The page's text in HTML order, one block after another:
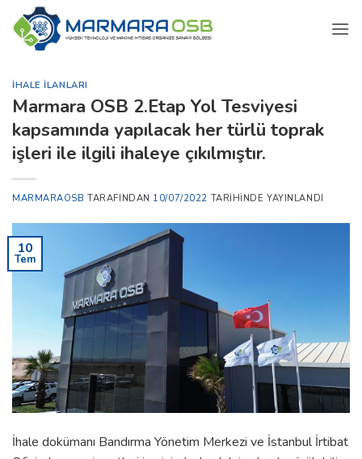
İçeriğe
atla
İHALE İLANLARI
Marmara OSB 2.Etap Yol Tesviyesi
kapsamında yapılacak her türlü toprak
işleri ile ilgili ihaleye çıkılmıştır.
MARMARAOSB TARAFINDAN 10/07/2022 TARIHINDE YAYINLANDI
10
Tem
İhale dokümanı Bandırma Yönetim Merkezi ve İstanbul İrtibat